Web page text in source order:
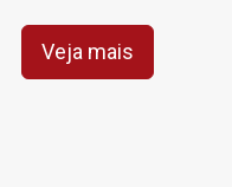
Veja mais